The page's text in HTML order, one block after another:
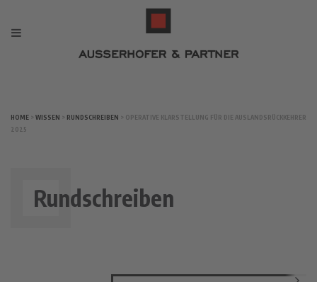
HOME > WISSEN > RUNDSCHREIBEN > OPERATIVE KLARSTELLUNG FÜR DIE AUSLANDSRÜCKKEHRER
2025
Rundschreiben